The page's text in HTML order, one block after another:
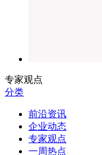
专家观点
分类
前沿资讯
企业动态
专家观点
一周热点